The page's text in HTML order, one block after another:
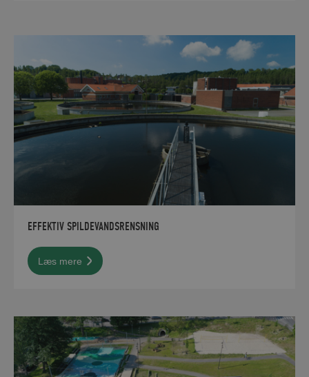
EFFEKTIV SPILDEVANDSRENSNING
Læs mere